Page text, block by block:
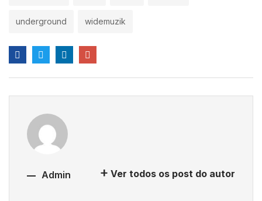
underground widemuzik
Admin Ver todos os post do autor